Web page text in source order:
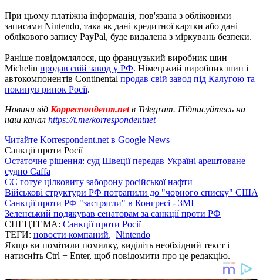
При цьому платіжна інформація, пов'язана з обліковими
записами Nintendo, така як дані кредитної картки або дані
облікового запису PayPal, буде видалена з міркувань безпеки.
Раніше повідомлялося, що французький виробник шин
Michelin продав свій завод у РФ. Німецький виробник шин і
автокомпонентів Continental продав свій завод під Калугою та
покинув ринок Росії.
Новини від Корреспондент.netв Telegram. Підписуйтесь на
наш канал https://t.me/korrespondentnet
Читайте Korrespondent.net в Google News
Санкції проти Росії
Остаточне рішення: суд Швеції передав Україні арештоване
судно Caffa
ЄС готує цілковиту заборону російської нафти
Військові структури РФ потрапили до "чорного списку" США
Санкції проти РФ "застрягли" в Конгресі - ЗМІ
Зеленський подякував сенаторам за санкції проти РФ
СПЕЦТЕМА: Санкції проти Росії
ТЕГИ: новости компаний, Nintendo
Якщо ви помітили помилку, виділіть необхідний текст і
натисніть Ctrl + Enter, щоб повідомити про це редакцію.